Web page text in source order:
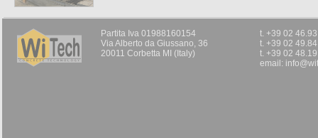
Partita Iva 01988160154
Via Alberto da Giussano, 36
20011 Corbetta MI (Italy)
t. +39 02
t. +39 02
t. +39 02
email: